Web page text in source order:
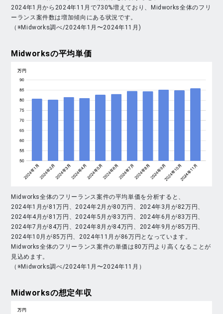
2024年1月から2024年11月で730%増えており、Midworks全体のフリ
ーランス案件数は増加傾向にある状況です。
（※Midworks調べ/2024年1月〜2024年11月)
Midworksの平均単価
Midworks全体のフリーランス案件の平均単価を分析すると、
2024年1月が81万円、2024年2月が80万円、2024年3月が82万円、
2024年4月が81万円、2024年5月が83万円、2024年6月が83万円、
2024年7月が84万円、2024年8月が84万円、2024年9月が85万円、
2024年10月が85万円、2024年11月が86万円となっています。
Midworks全体のフリーランス案件の単価は80万円より高くなることが
見込めます。
（※Midworks調べ/2024年1月〜2024年11月）
Midworksの想定年収